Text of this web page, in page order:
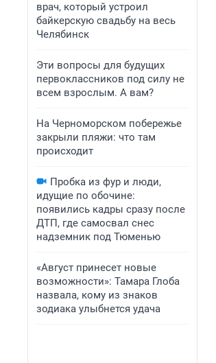
врач, который устроил
байкерскую свадьбу на весь
Челябинск
Эти вопросы для будущих
первоклассников под силу не
всем взрослым. А вам?
На Черноморском побережье
закрыли пляжи: что там
происходит
Пробка из фур и люди,
идущие по обочине:
появились кадры сразу после
ДТП, где самосвал снес
надземник под Тюменью
«Август принесет новые
возможности»: Тамара Глоба
назвала, кому из знаков
зодиака улыбнется удача